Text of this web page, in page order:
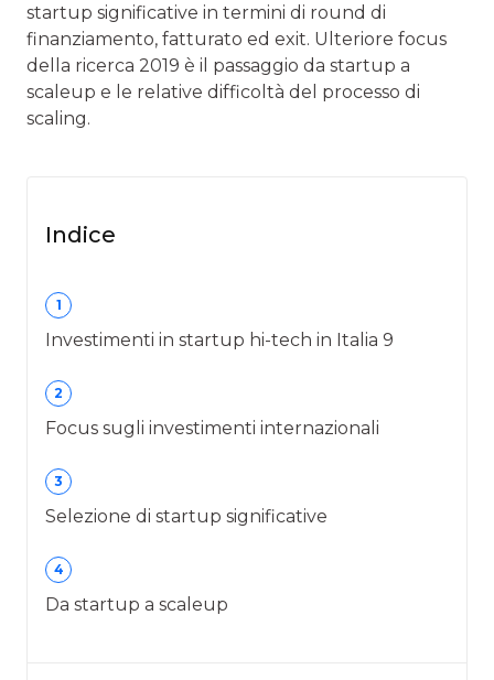
startup significative in termini di round di
finanziamento, fatturato ed exit. Ulteriore focus
della ricerca 2019 è il passaggio da startup a
scaleup e le relative difficoltà del processo di
scaling.
Indice
1
Investimenti in startup hi-tech in Italia 9
2
Focus sugli investimenti internazionali
3
Selezione di startup significative
4
Da startup a scaleup